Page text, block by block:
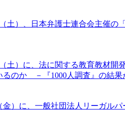
（土）、日本弁護士連合会主催
土）に、法に関する教育教材
るのか －『1000人調査』の結果
金）に、一般社団法人リーガル